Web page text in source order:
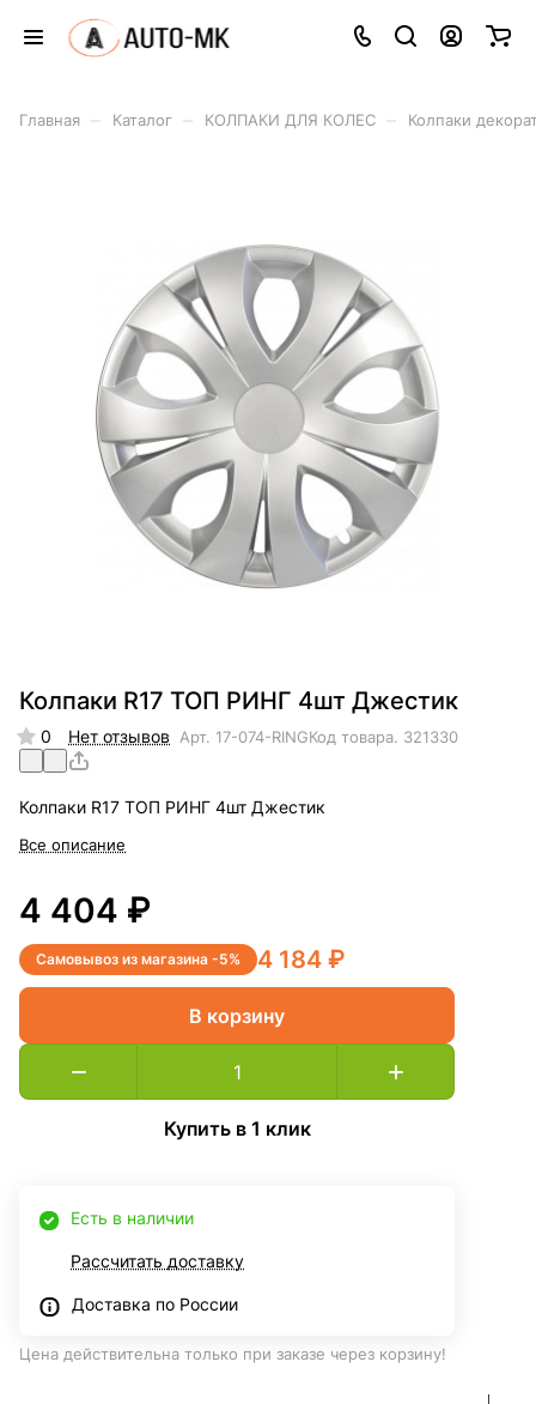
Главная Каталог КОЛПАКИ ДЛЯ КОЛЕС Колпаки
Колпаки R17 ТОП РИНГ 4шт Джестик
0 Нет отзывов Арт. 17-074-RINGКод товара. 321330
Колпаки R17 ТОП РИНГ 4шт Джестик
Все описание
4 404 ₽
Самовывоз из магазина -5% 4 184 ₽
В корзину
Купить в 1 клик
Есть в наличии
Рассчитать доставку
Доставка по России
Цена действительна только при заказе через корзину!